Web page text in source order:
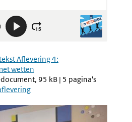
Aflevering 4:
wetten
95 kB | 5 pagina's